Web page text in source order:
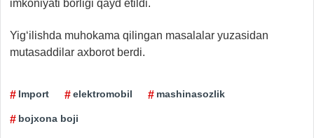
imkoniyati borligi qayd etildi.
Yig‘ilishda muhokama qilingan masalalar yuzasidan
mutasaddilar axborot berdi.
Import elektromobil mashinasozlik
bojxona boji